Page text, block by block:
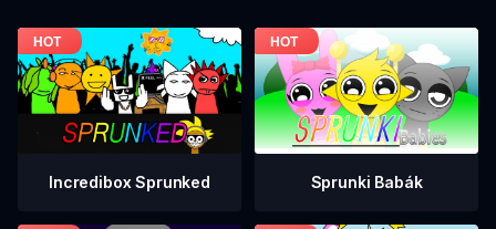
Incredibox Sprunked Sprunki Babák